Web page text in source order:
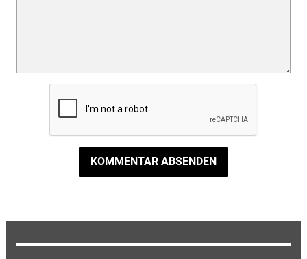
KOMMENTAR ABSENDEN